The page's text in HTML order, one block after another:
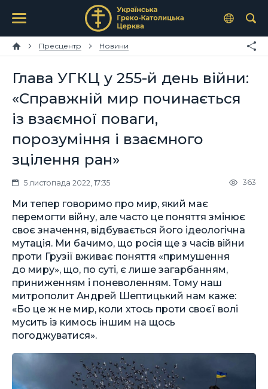
Пресцентр Новини
Глава УГКЦ у 255-й день війни:
«Справжній мир починається
із взаємної поваги,
порозуміння і взаємного
зцілення ран»
5 листопада 2022, 17:35 363
Ми тепер говоримо про мир, який має
перемогти війну, але часто це поняття змінює
своє значення, відбувається його ідеологічна
мутація. Ми бачимо, що росія ще з часів війни
проти Грузії вживає поняття «примушення
до миру», що, по суті, є лише загарбанням,
приниженням і поневоленням. Тому наш
митрополит Андрей Шептицький нам каже:
«Бо це ж не мир, коли хтось проти своєї волі
мусить із кимось іншим на щось
погоджуватися».